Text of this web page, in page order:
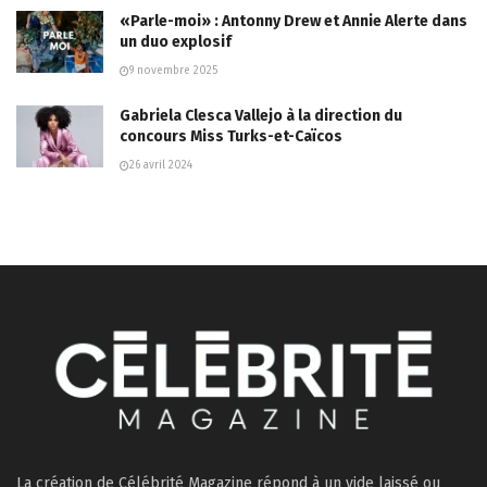
«Parle-moi» : Antonny Drew et Annie Alerte dans
un duo explosif
9 novembre 2025
Gabriela Clesca Vallejo à la direction du
concours Miss Turks-et-Caïcos
26 avril 2024
La création de Célébrité Magazine répond à un vide laissé ou